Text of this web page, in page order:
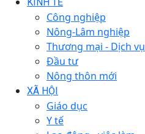
Công nghiệp
Nông-Lâm nghiệp
Thương mại - Dịch vụ
Đầu tư
Nông thôn mới
XÃ HỘI
Giáo dục
Y tế